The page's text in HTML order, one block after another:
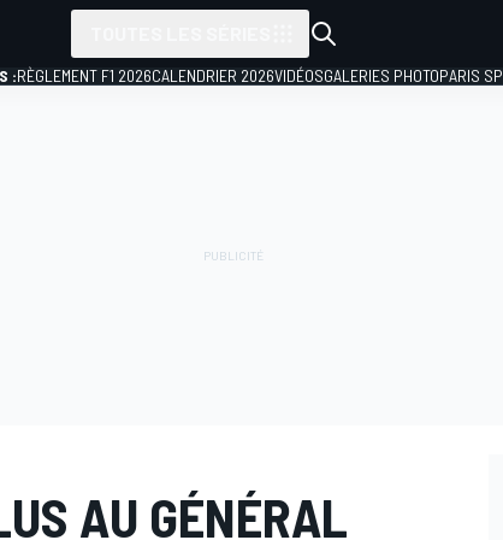
:RÈGLEMENT F1 2026CALENDRIER 2026VIDÉOSGALERIES PHOTOPARIS
AU GÉNÉRAL